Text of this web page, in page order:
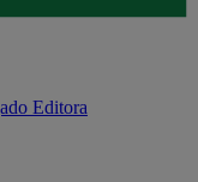
Editora